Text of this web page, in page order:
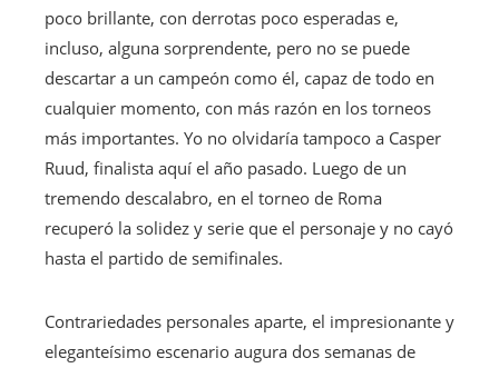
poco brillante, con derrotas poco esperadas e,
incluso, alguna sorprendente, pero no se puede
descartar a un campeón como él, capaz de todo en
cualquier momento, con más razón en los torneos
más importantes. Yo no olvidaría tampoco a Casper
Ruud, finalista aquí el año pasado. Luego de un
tremendo descalabro, en el torneo de Roma
recuperó la solidez y serie que el personaje y no cayó
hasta el partido de semifinales.
Contrariedades personales aparte, el impresionante y
eleganteísimo escenario augura dos semanas de